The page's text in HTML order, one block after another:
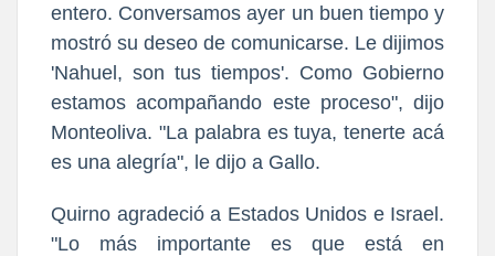
entero. Conversamos ayer un buen tiempo y
mostró su deseo de comunicarse. Le dijimos
'Nahuel, son tus tiempos'. Como Gobierno
estamos acompañando este proceso", dijo
Monteoliva. "La palabra es tuya, tenerte acá
es una alegría", le dijo a Gallo.
Quirno agradeció a Estados Unidos e Israel.
"Lo más importante es que está en